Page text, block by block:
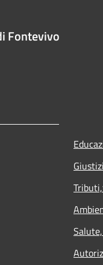
Fontevivo